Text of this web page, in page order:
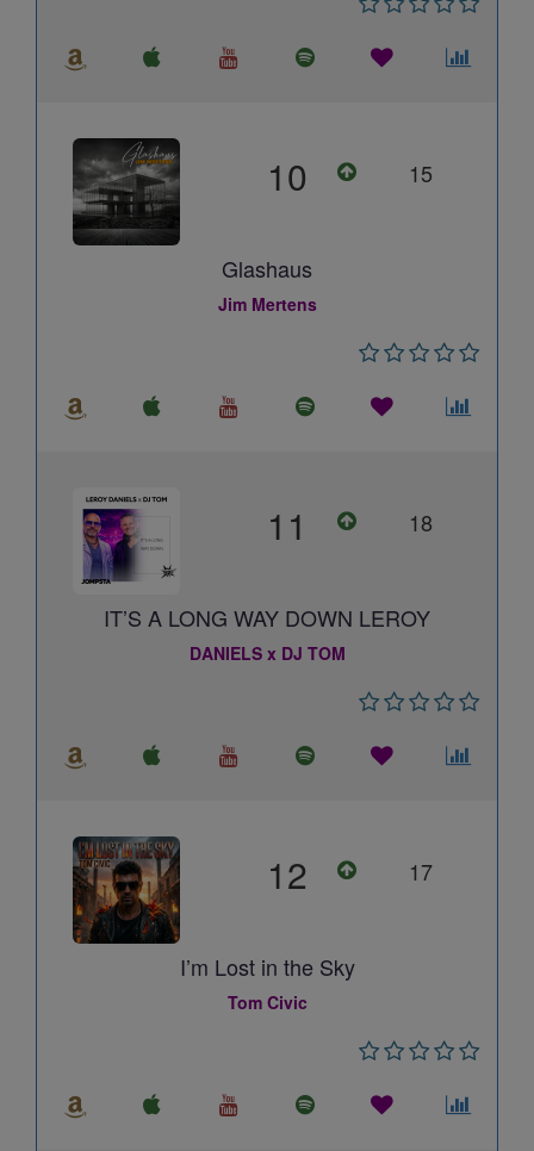
10 15
Glashaus
Jim Mertens
11 18
IT’S A LONG WAY DOWN LEROY
DANIELS x DJ TOM
12 17
I’m Lost in the Sky
Tom Civic